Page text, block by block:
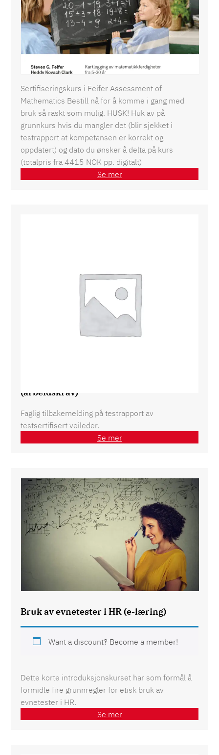
FAM sertifiseringskurs for ansatte i
PPT/Helse
Sertifiseringskurs i Feifer Assessment of
Mathematics Bestill nå for å komme i gang med
bruk så raskt som mulig. HUSK! Huk av på
grunnkurs hvis du mangler det (blir sjekket i
testrapport at kompetansen er korrekt og
oppdatert) og dato du ønsker å delta på kurs
(totalpris fra 4415 NOK pp. digitalt)
Se mer
(arbeidskrav)
Faglig tilbakemelding på testrapport av
testsertifisert veileder.
Se mer
Bruk av evnetester i HR (e-læring)
Want a discount? Become a member!
Dette korte introduksjonskurset har som formål å
formidle fire grunnregler for etisk bruk av
evnetester i HR.
Se mer